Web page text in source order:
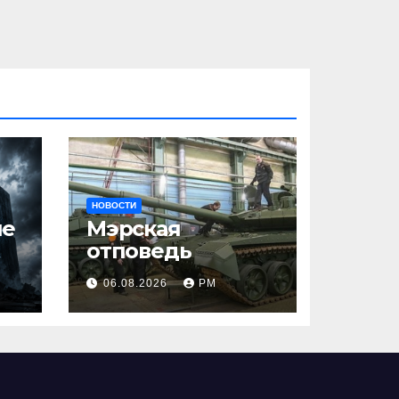
НОВОСТИ
Мэрская
отповедь
06.08.2026 РМ